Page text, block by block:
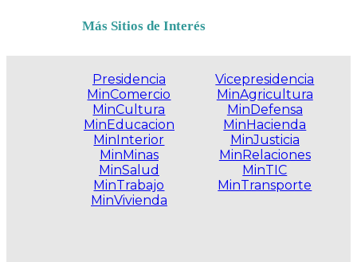
Más Sitios de Interés
Presidencia
MinComercio
MinCultura
MinEducacion
MinInterior
MinMinas
MinSalud
MinTrabajo
MinVivienda
Vicepresidencia
MinAgricultura
MinDefensa
MinHacienda
MinJusticia
MinRelaciones
MinTIC
MinTransporte